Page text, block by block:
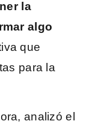
la
algo
que
para la
analizó el